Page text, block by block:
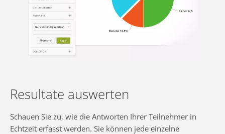
Resultate auswerten
Schauen Sie zu, wie die Antworten Ihrer Teilnehmer in
Echtzeit erfasst werden. Sie können jede einzelne